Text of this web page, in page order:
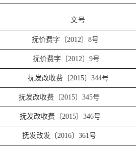
文号
抚价费字〔2012〕8号
抚价费字〔2012〕9号
抚发改收费〔2015〕344号
抚发改收费〔2015〕345号
抚发改收费〔2015〕346号
抚发改发〔2016〕361号